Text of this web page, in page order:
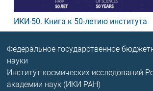
ИКИ-50. Книга к 50-летию института
Федеральное государственное
науки
Институт космических исследований
академии наук (ИКИ РАН)